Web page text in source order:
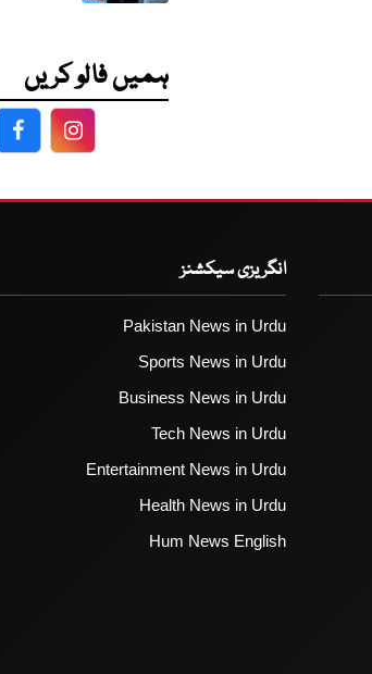
ہمیں فالو کریں
FacebookFacebook
انگریزی سیکشنز
Pakistan News in Urdu
Sports News in Urdu
Business News in Urdu
Tech News in Urdu
Entertainment News in Urdu
Health News in Urdu
Hum News English